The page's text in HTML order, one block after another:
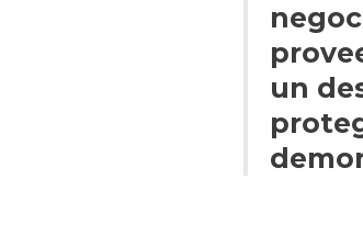
un